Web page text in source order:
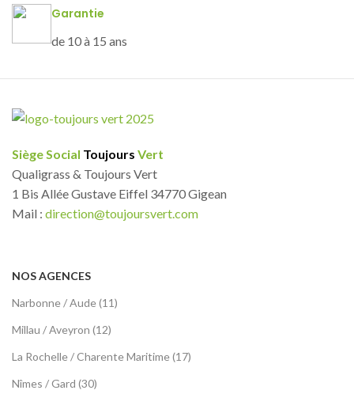
Garantie
de 10 à 15 ans
Siège Social Toujours Vert
Qualigrass & Toujours Vert
1 Bis Allée Gustave Eiffel 34770 Gigean
Mail : direction@toujoursvert.com
NOS AGENCES
Narbonne / Aude (11)
Millau / Aveyron (12)
La Rochelle / Charente Maritime (17)
Nîmes / Gard (30)